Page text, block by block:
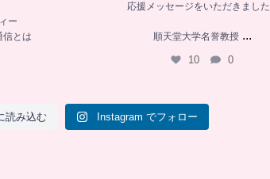
ー
信とは
応援メッセージをいただきました
順天堂大学名誉教授 ...
10 0
読み込む Instagram でフォロー